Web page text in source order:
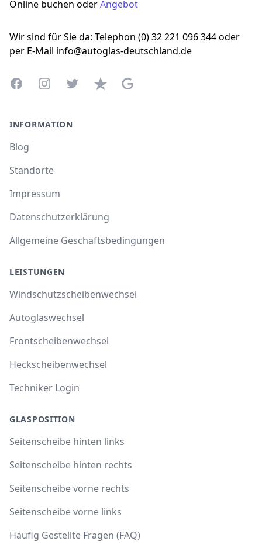
Online buchen oderAngebot
Wir sind für Sie da: Telephon (0) 32 221 096 344 oder
per E-Mail info@autoglas-deutschland.de
FacebookInstagramTwitterTrustpilotGoogle Business Profile
INFORMATION
Blog
Standorte
Impressum
Datenschutzerklärung
Allgemeine Geschäftsbedingungen
LEISTUNGEN
Windschutzscheibenwechsel
Autoglaswechsel
Frontscheibenwechsel
Heckscheibenwechsel
Techniker Login
GLASPOSITION
Seitenscheibe hinten links
Seitenscheibe hinten rechts
Seitenscheibe vorne rechts
Seitenscheibe vorne links
Häufig Gestellte Fragen (FAQ)